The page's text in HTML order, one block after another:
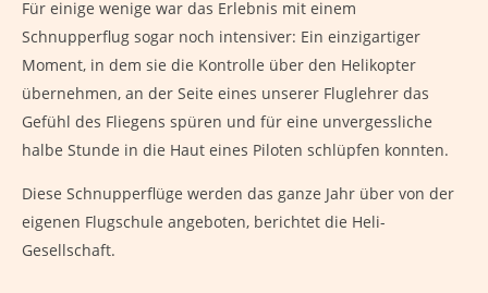
Für einige wenige war das Erlebnis mit einem
Schnupperflug sogar noch intensiver: Ein einzigartiger
Moment, in dem sie die Kontrolle über den Helikopter
übernehmen, an der Seite eines unserer Fluglehrer das
Gefühl des Fliegens spüren und für eine unvergessliche
halbe Stunde in die Haut eines Piloten schlüpfen konnten.
Diese Schnupperflüge werden das ganze Jahr über von der
eigenen Flugschule angeboten, berichtet die Heli-
Gesellschaft.